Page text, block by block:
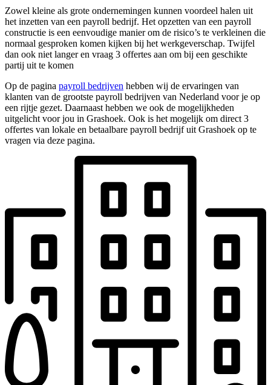
Zowel kleine als grote ondernemingen kunnen voordeel halen uit
het inzetten van een payroll bedrijf. Het opzetten van een payroll
constructie is een eenvoudige manier om de risico’s te verkleinen die
normaal gesproken komen kijken bij het werkgeverschap. Twijfel
dan ook niet langer en vraag 3 offertes aan om bij een geschikte
partij uit te komen
Op de pagina payroll bedrijven hebben wij de ervaringen van
klanten van de grootste payroll bedrijven van Nederland voor je op
een rijtje gezet. Daarnaast hebben we ook de mogelijkheden
uitgelicht voor jou in Grashoek. Ook is het mogelijk om direct 3
offertes van lokale en betaalbare payroll bedrijf uit Grashoek op te
vragen via deze pagina.